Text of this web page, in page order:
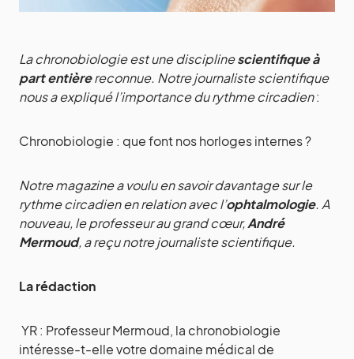
La chronobiologie est une disciplinescientifique à
part entièrereconnue. Notre journaliste scientifique
nous a expliqué l’importance du rythme circadien:
Chronobiologie : que font nos horloges internes ?
Notre magazine a voulu en savoir davantage sur le
rythme circadien en relation avec l’ophtalmologie. A
nouveau, le professeur au grand cœur,André
Mermoud, a reçu notre journaliste scientifique.
La rédaction
YR : Professeur Mermoud, la chronobiologie
intéresse-t-elle votre domaine médical de